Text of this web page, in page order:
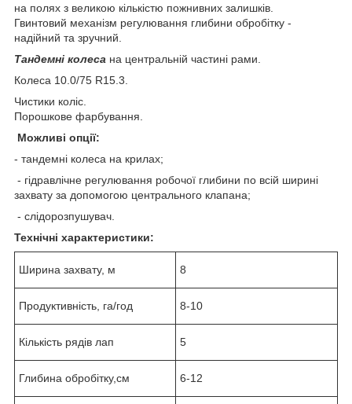
на полях з великою кількістю пожнивних залишків.
Гвинтовий механізм регулювання глибини обробітку -
надійний та зручний.
Тандемні колеса на центральній частині рами.
Колеса 10.0/75 R15.3.
Чистики коліс.
Порошкове фарбування.
Можливі опції:
- тандемні колеса на крилах;
- гідравлічне регулювання робочої глибини по всій ширині
захвату за допомогою центрального клапана;
- слідорозпушувач.
Технічні характеристики:
Ширина захвату, м 8
Продуктивність, га/год 8-10
Кількість рядів лап 5
Глибина обробітку,см 6-12